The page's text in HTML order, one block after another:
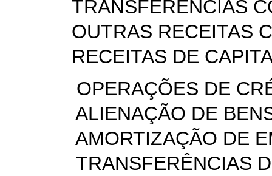
TRANSFERÊNCIAS
OUTRAS RECEITAS
RECEITAS DE
OPERAÇÕES DE
ALIENAÇÃO DE
AMORTIZAÇÃO DE
TRANSFERÊNCIAS